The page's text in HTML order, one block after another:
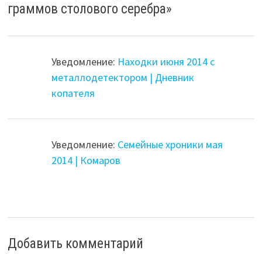
граммов столового серебра»
Уведомление: Находки июня 2014 с
металлодетектором | Дневник
копателя
Уведомление: Семейные хроники мая
2014 | Комаров
Добавить комментарий